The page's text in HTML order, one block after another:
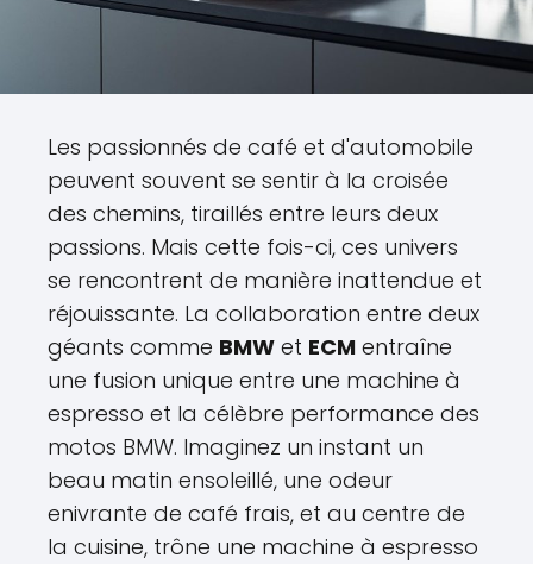
Les passionnés de café et d'automobile
peuvent souvent se sentir à la croisée
des chemins, tiraillés entre leurs deux
passions. Mais cette fois-ci, ces univers
se rencontrent de manière inattendue et
réjouissante. La collaboration entre deux
géants comme BMW et ECM entraîne
une fusion unique entre une machine à
espresso et la célèbre performance des
motos BMW. Imaginez un instant un
beau matin ensoleillé, une odeur
enivrante de café frais, et au centre de
la cuisine, trône une machine à espresso